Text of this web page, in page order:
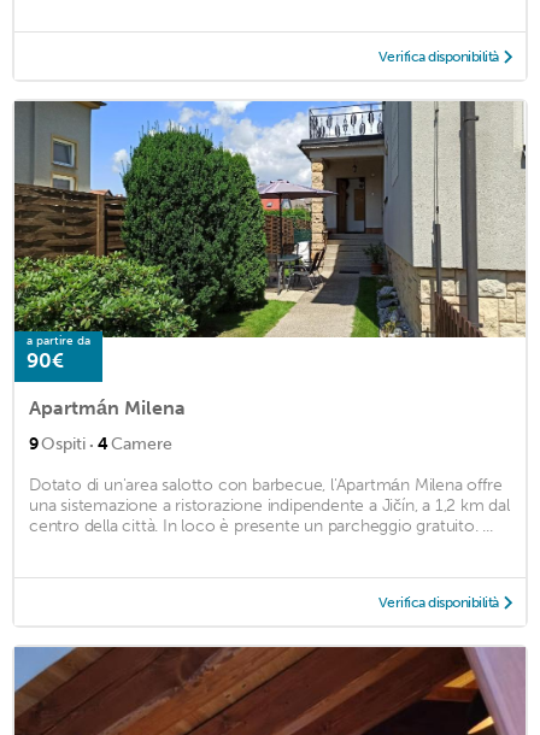
Verifica disponibilità
a partire da
90€
Apartmán Milena
9Ospiti · 4Camere
Dotato di un'area salotto con barbecue, l'Apartmán Milena offre
una sistemazione a ristorazione indipendente a Jičín, a 1,2 km dal
centro della città. In loco è presente un parcheggio gratuito. ...
Verifica disponibilità